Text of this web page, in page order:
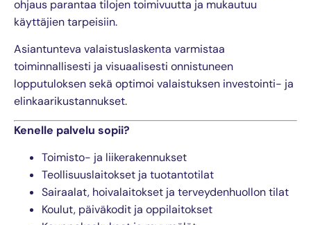
ohjaus parantaa tilojen toimivuutta ja mukautuu
käyttäjien tarpeisiin.
Asiantunteva valaistuslaskenta varmistaa
toiminnallisesti ja visuaalisesti onnistuneen
lopputuloksen sekä optimoi valaistuksen investointi- ja
elinkaarikustannukset.
Kenelle palvelu sopii?
Toimisto- ja liikerakennukset
Teollisuuslaitokset ja tuotantotilat
Sairaalat, hoivalaitokset ja terveydenhuollon tilat
Koulut, päiväkodit ja oppilaitokset